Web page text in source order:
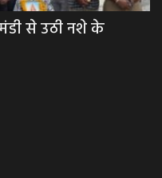
से उठी नशे के